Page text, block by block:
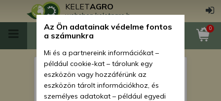
KELETAGRO
webshop.keletagro.hu
0
lánckeréksor 6-os 4326.4
(csoportkerék)
Az Ön adatainak védelme fontos
a számunkra
Mi és a partnereink információkat –
például cookie-kat – tárolunk egy
eszközön vagy hozzáférünk az
eszközön tárolt információkhoz, és
személyes adatokat – például egyedi